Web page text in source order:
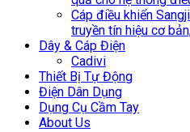
Cáp điều khiển
truyền tín hiệu cơ
Dây & Cáp Điện
Cadivi
Thiết Bị Tự Động
Điện Dân Dụng
Dụng Cụ Cầm Tay
About Us